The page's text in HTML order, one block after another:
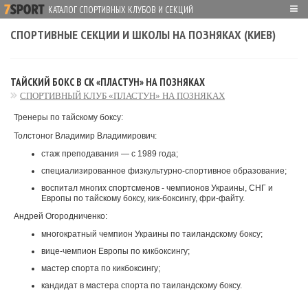
КАТАЛОГ СПОРТИВНЫХ КЛУБОВ И СЕКЦИЙ ≡
СПОРТИВНЫЕ СЕКЦИИ И ШКОЛЫ НА ПОЗНЯКАХ (КИЕВ)
ТАЙСКИЙ БОКС В СК «ПЛАСТУН» НА ПОЗНЯКАХ
СПОРТИВНЫЙ КЛУБ «ПЛАСТУН» НА ПОЗНЯКАХ
Тренеры по тайскому боксу:
Толстоног Владимир Владимирович:
стаж преподавания — с 1989 года;
специализированное физкультурно-спортивное образование;
воспитал многих спортсменов - чемпионов Украины, СНГ и
Европы по тайскому боксу, кик-боксингу, фри-файту.
Андрей Огородниченко:
многократный чемпион Украины по таиландскому боксу;
вице-чемпион Европы по кикбоксингу;
мастер спорта по кикбоксингу;
кандидат в мастера спорта по таиландскому боксу.